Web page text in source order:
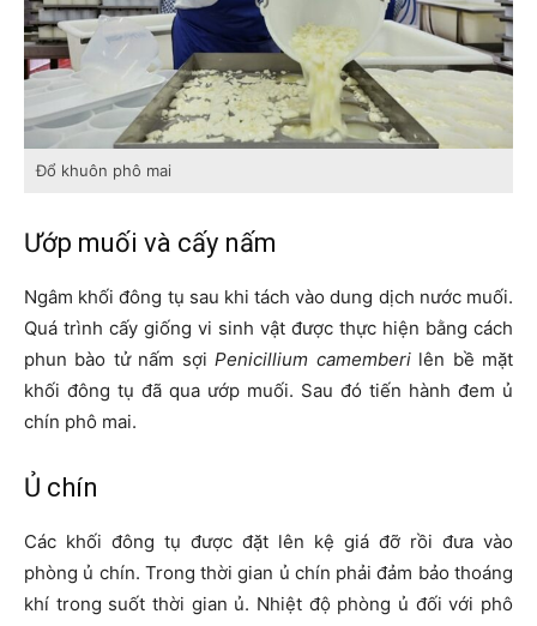
Đổ khuôn phô mai
Ướp muối và cấy nấm
Ngâm khối đông tụ sau khi tách vào dung dịch nước muối.
Quá trình cấy giống vi sinh vật được thực hiện bằng cách
phun bào tử nấm sợiPenicillium camemberilên bề mặt
khối đông tụ đã qua ướp muối. Sau đó tiến hành đem ủ
chín phô mai.
Ủ chín
Các khối đông tụ được đặt lên kệ giá đỡ rồi đưa vào
phòng ủ chín. Trong thời gian ủ chín phải đảm bảo thoáng
khí trong suốt thời gian ủ. Nhiệt độ phòng ủ đối với phô